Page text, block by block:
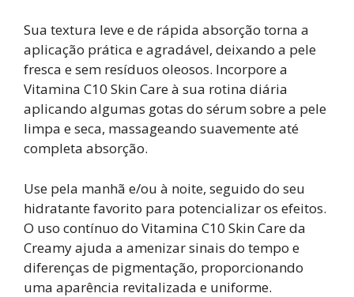
Sua textura leve e de rápida absorção torna a
aplicação prática e agradável, deixando a pele
fresca e sem resíduos oleosos. Incorpore a
Vitamina C10 Skin Care à sua rotina diária
aplicando algumas gotas do sérum sobre a pele
limpa e seca, massageando suavemente até
completa absorção.
Use pela manhã e/ou à noite, seguido do seu
hidratante favorito para potencializar os efeitos.
O uso contínuo do Vitamina C10 Skin Care da
Creamy ajuda a amenizar sinais do tempo e
diferenças de pigmentação, proporcionando
uma aparência revitalizada e uniforme.